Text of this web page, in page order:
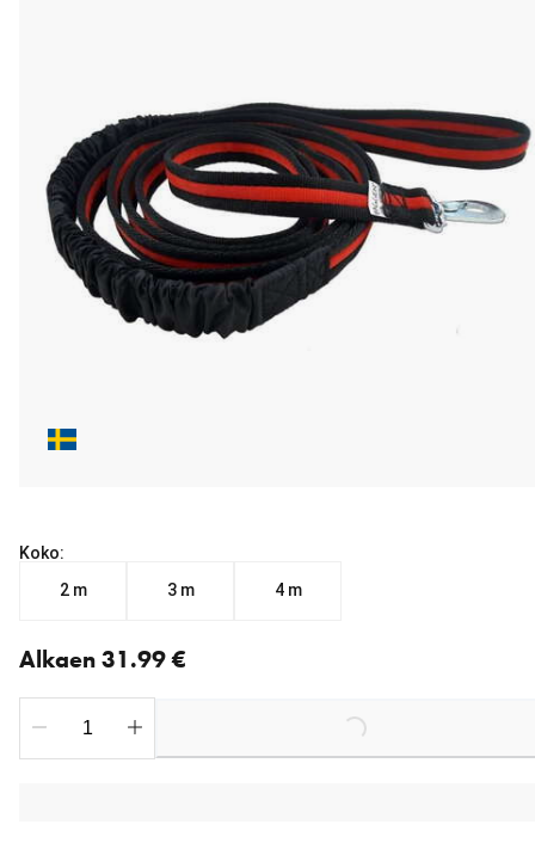
Koko:
2 m
3 m 4 m
Alkaen 31.99 €